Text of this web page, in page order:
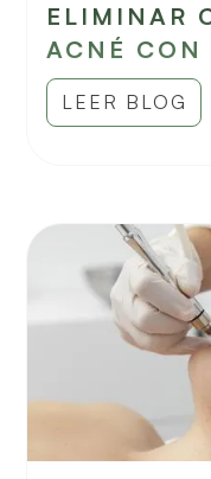
ELIMINAR
ACNÉ CON
LEER BLOG